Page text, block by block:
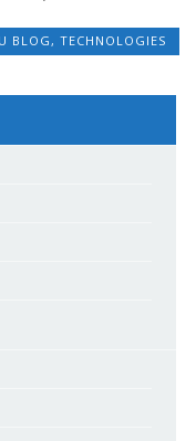
BLOG, TECHNOLOGIES